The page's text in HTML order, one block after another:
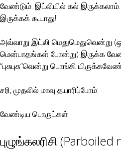
வேண்டும். இட்லியில் கல்
இருக்கக் கூடாது!
அவ்வாறு இட்லி
மென்பாதங்கள் போன்று) இருக்க
“புசுபுசு”வென்று பொங்கி
சரி, முதலில் மாவு தயாரிப்போம்:
வேண்டிய பொருட்கள்:
புழுங்கலரிசி (Parboiled